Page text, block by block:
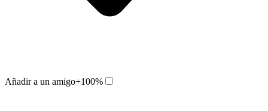
Añadir a un amigo+100%